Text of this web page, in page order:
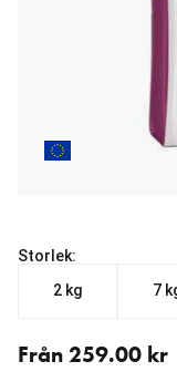
Storlek:
2 kg
7
Från 259.00 kr